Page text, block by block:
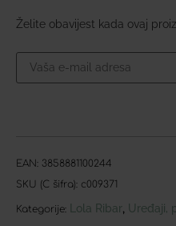
Želite obavijest kada ovaj
EAN: 3858881100244
SKU (C šifra): c009371
Kategorije: Lola Ribar, Uređaji,